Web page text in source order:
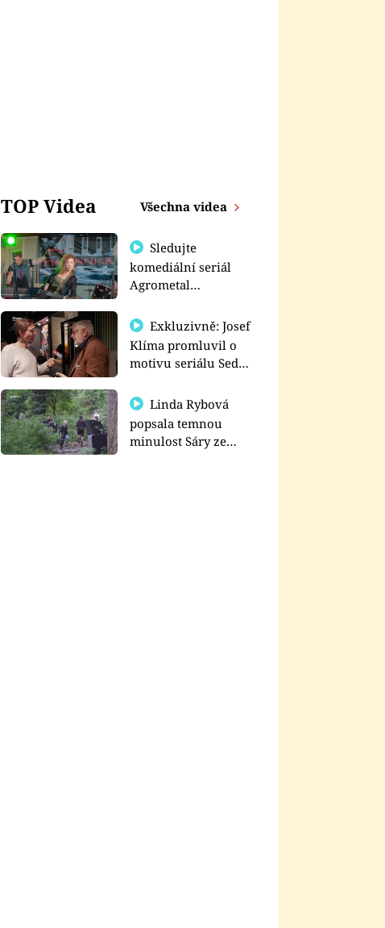
TOP Videa Všechna videa
Sledujte
komediální seriál
Agrometal
prima+
Exkluzivně: Josef
Klíma promluvil o
motivu seriálu Sedm
Linda Rybová
popsala temnou
minulost Sáry ze